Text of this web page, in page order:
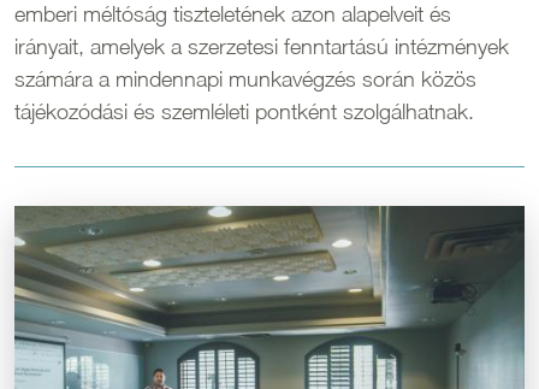
emberi méltóság tiszteletének azon alapelveit és
irányait, amelyek a szerzetesi fenntartású intézmények
számára a mindennapi munkavégzés során közös
tájékozódási és szemléleti pontként szolgálhatnak.
Kép